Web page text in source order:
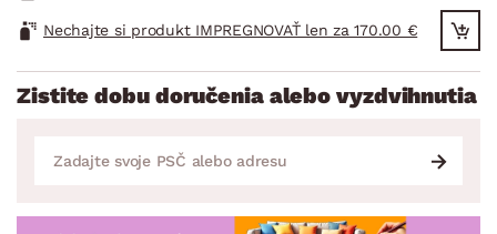
Nechajte si produkt IMPREGNOVAŤ len za 170.00 €
Zistite dobu doručenia alebo vyzdvihnutia